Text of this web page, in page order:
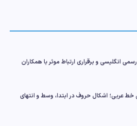
انگلیسی و برقراری ارتباط موثر با همکاران
عربی؛ اشکال حروف در ابتدا، وسط و انتهای